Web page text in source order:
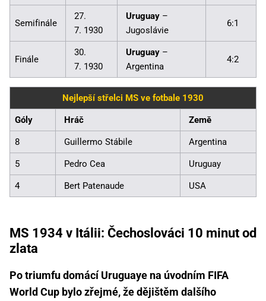
Semifinále
27.
7. 1930
Uruguay –
Jugoslávie
6:1
Finále
30.
7. 1930
Uruguay –
Argentina
4:2
Nejlepší střelci MS ve fotbale 1930
Góly Hráč Země
8 Guillermo Stábile Argentina
5 Pedro Cea Uruguay
4 Bert Patenaude USA
MS 1934 v Itálii: Čechoslováci 10 minut od
zlata
Po triumfu domácí Uruguaye na úvodním FIFA
World Cup bylo zřejmé, že dějištěm dalšího